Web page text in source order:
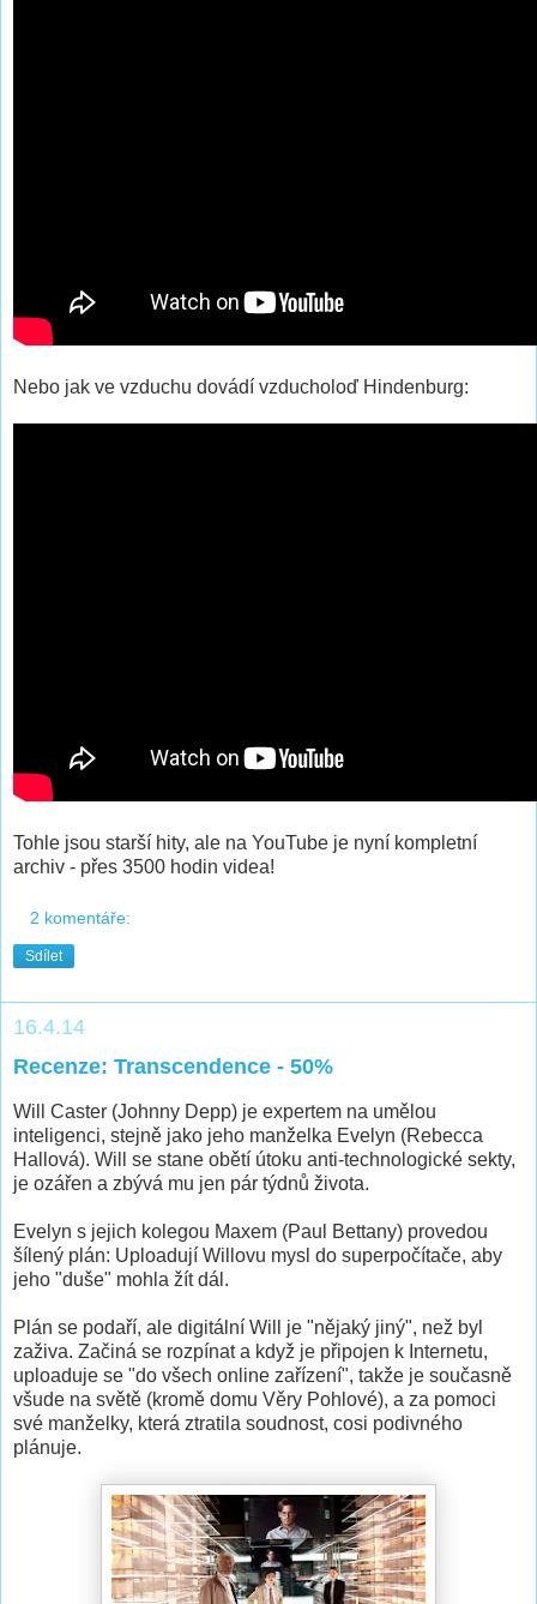
Nebo jak ve vzduchu dovádí vzducholoď Hindenburg:
Tohle jsou starší hity, ale na YouTube je nyní kompletní
archiv - přes 3500 hodin videa!
2 komentáře:
Sdílet
16.4.14
Recenze: Transcendence - 50%
Will Caster (Johnny Depp) je expertem na umělou
inteligenci, stejně jako jeho manželka Evelyn (Rebecca
Hallová). Will se stane obětí útoku anti-technologické sekty,
je ozářen a zbývá mu jen pár týdnů života.
Evelyn s jejich kolegou Maxem (Paul Bettany) provedou
šílený plán: Uploadují Willovu mysl do superpočítače, aby
jeho "duše" mohla žít dál.
Plán se podaří, ale digitální Will je "nějaký jiný", než byl
zaživa. Začiná se rozpínat a když je připojen k Internetu,
uploaduje se "do všech online zařízení", takže je současně
všude na světě (kromě domu Věry Pohlové), a za pomoci
své manželky, která ztratila soudnost, cosi podivného
plánuje.